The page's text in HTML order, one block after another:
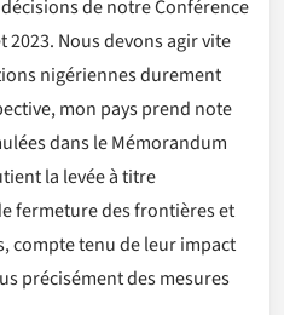
de notre Conférence
Nous devons agir vite
nigériennes durement
mon pays prend note
dans le Mémorandum
la levée à titre
fermeture des frontières et
compte tenu de leur impact
précisément des mesures